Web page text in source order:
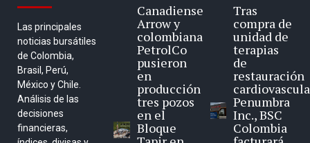
Las principales
noticias bursátiles
de Colombia,
Brasil, Perú,
México y Chile.
Análisis de las
decisiones
financieras,
Canadiense
Arrow y
colombiana
PetrolCo
pusieron
en
producción
tres pozos
en el
Bloque
Tras
compra de
unidad de
terapias
de
restauración
Penumbra
Inc., BSC
Colombia